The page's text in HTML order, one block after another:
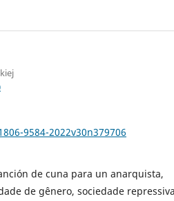
9584-2022v30n379706
de cuna para un anarquista,
de gênero, sociedade repressiva